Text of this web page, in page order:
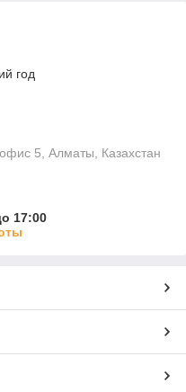
год
5, Алматы, Казахстан
17:00